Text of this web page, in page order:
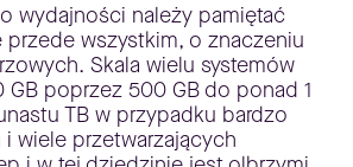
wydajności należy pamiętać
przede wszystkim, o znaczeniu
Skala wielu systemów
GB poprzez 500 GB do ponad 1
TB w przypadku bardzo
wiele przetwarzających